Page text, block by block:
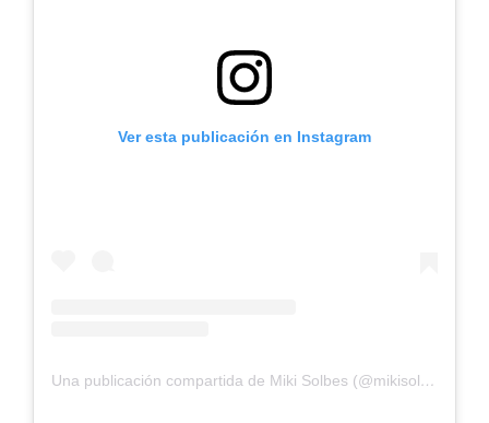
Ver esta publicación en Instagram
Una publicación compartida de Miki Solbes (@mikisolbes)